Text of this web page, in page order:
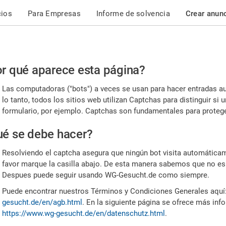
Para Empresas Informe de solvencia Crear
qué aparece esta página?
Las computadoras ("bots") a veces se usan para hacer entradas
lo tanto, todos los sitios web utilizan Captchas para distinguir si
formulario, por ejemplo. Captchas son fundamentales para
se debe hacer?
Resolviendo el captcha asegura que ningún bot visita
favor marque la casilla abajo. De esta manera sabemos que no
Despues puede seguir usando WG-Gesucht.de como siempre.
Puede encontrar nuestros Términos y Condiciones Generales
gesucht.de/en/agb.html . En la siguiente página se ofrece más
https://www.wg-gesucht.de/en/datenschutz.html .